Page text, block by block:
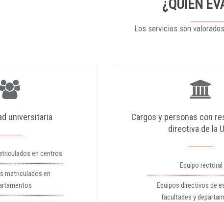
¿QUIÉN
Los servicios son
universitaria
en centros
matriculados en
Cargos y personas con
directiva de la
Equipo rectoral
Equipos directivos de
facultades y